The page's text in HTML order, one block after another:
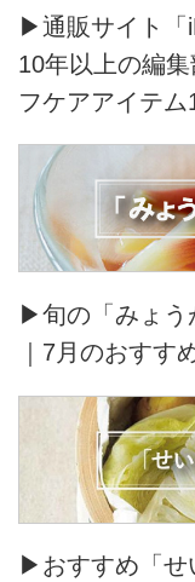
▶通販サイト「
10年以上の編
フケアアイテム
▶旬の「みょう
｜7月のおすす
▶おすすめ「せ